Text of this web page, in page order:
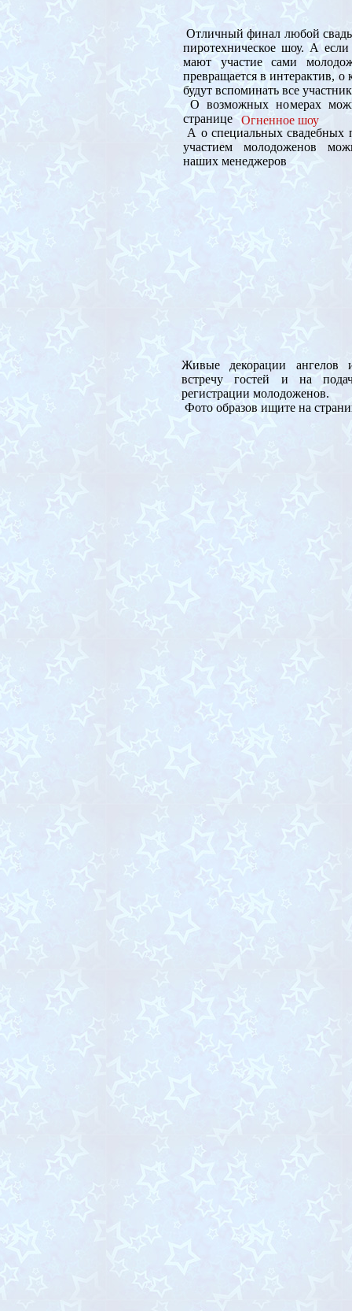
Отличный финал любой
пиротехническое шоу. А
мают участие сами
превращается в интерактив, о
будут вспоминать все
О возможных номерах
странице
А о специальных свадебных
участием молодоженов
наших менеджеров
Живые декорации ангелов
встречу гостей и на
регистрации молодоженов.
Фото образов ищите на
Огненное шоу